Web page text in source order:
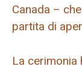
Canada –
partita di
La cerimonia